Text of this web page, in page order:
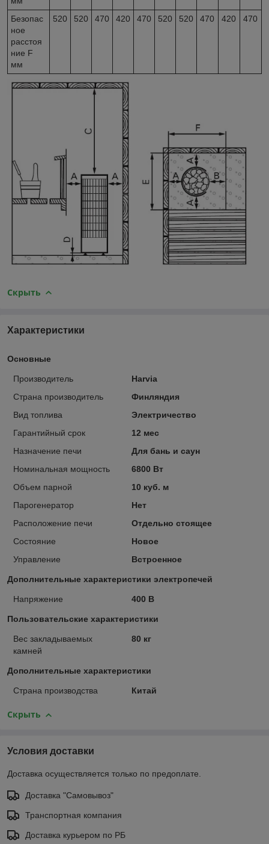
Безопас
ное
расстоя
ние F
мм
520 520 470 420 470 520 520 470 420 470
Скрыть
Характеристики
Основные
Производитель
Harvia
Страна производитель
Финляндия
Вид топлива
Электричество
Гарантийный срок
12 мес
Назначение печи
Для бань и саун
Номинальная мощность
6800 Вт
Объем парной
10 куб. м
Парогенератор
Нет
Расположение печи
Отдельно стоящее
Состояние
Новое
Управление
Встроенное
Дополнительные характеристики электропечей
Напряжение 400 В
Пользовательские характеристики
Вес закладываемых
камней
80 кг
Дополнительные характеристики
Страна производства Китай
Скрыть
Условия доставки
Доставка осуществляется только по предоплате.
Доставка "Самовывоз"
Транспортная компания
Доставка курьером по РБ